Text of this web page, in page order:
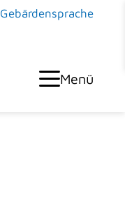
Gebärdensprache
Menü